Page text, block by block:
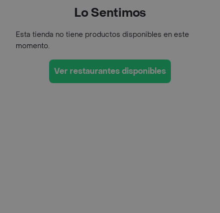
Lo Sentimos
Esta tienda no tiene productos disponibles en este
momento.
Ver restaurantes disponibles